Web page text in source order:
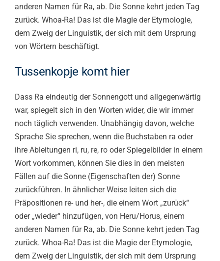
anderen Namen für Ra, ab. Die Sonne kehrt jeden Tag
zurück. Whoa-Ra! Das ist die Magie der Etymologie,
dem Zweig der Linguistik, der sich mit dem Ursprung
von Wörtern beschäftigt.
Tussenkopje komt hier
Dass Ra eindeutig der Sonnengott und allgegenwärtig
war, spiegelt sich in den Worten wider, die wir immer
noch täglich verwenden. Unabhängig davon, welche
Sprache Sie sprechen, wenn die Buchstaben ra oder
ihre Ableitungen ri, ru, re, ro oder Spiegelbilder in einem
Wort vorkommen, können Sie dies in den meisten
Fällen auf die Sonne (Eigenschaften der) Sonne
zurückführen. In ähnlicher Weise leiten sich die
Präpositionen re- und her-, die einem Wort „zurück“
oder „wieder“ hinzufügen, von Heru/Horus, einem
anderen Namen für Ra, ab. Die Sonne kehrt jeden Tag
zurück. Whoa-Ra! Das ist die Magie der Etymologie,
dem Zweig der Linguistik, der sich mit dem Ursprung